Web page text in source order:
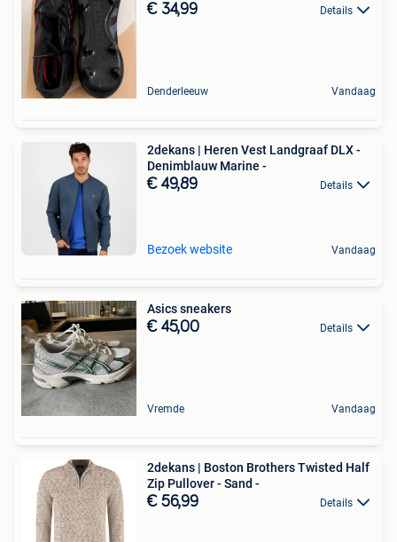
€ 34,99 Details
Denderleeuw Vandaag
2dekans | Heren Vest Landgraaf DLX -
Denimblauw Marine -
€ 49,89 Details
Bezoek website Vandaag
Asics sneakers
€ 45,00 Details
Vremde Vandaag
2dekans | Boston Brothers Twisted Half
Zip Pullover - Sand -
€ 56,99 Details